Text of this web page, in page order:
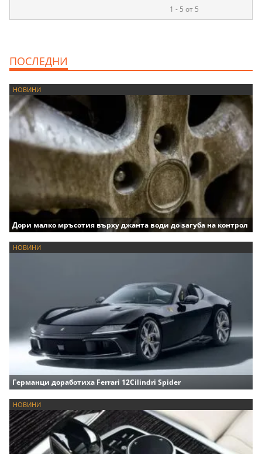
1 - 5 от 5
ПОСЛЕДНИ
НОВИНИ
Дори малко мръсотия върху джанта води до загуба на контрол
НОВИНИ
Германци доработиха Ferrari 12Cilindri Spider
НОВИНИ